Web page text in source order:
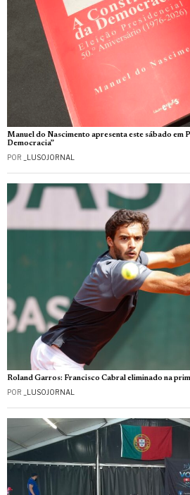
Manuel do Nascimento apresenta este sábado em
Democracia”
POR _LUSOJORNAL
Roland Garros: Francisco Cabral eliminado na
POR _LUSOJORNAL